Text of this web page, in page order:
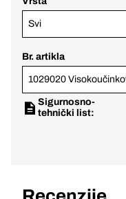
Svi
Br. artikla
Sigurnosno-
tehnički list: